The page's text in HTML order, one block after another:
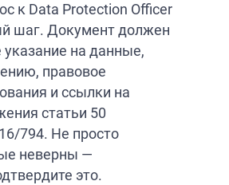
к Data Protection Officer
шаг. Документ должен
на данные,
правовое
и ссылки на
статьи 50
794. Не просто
неверны —
это.